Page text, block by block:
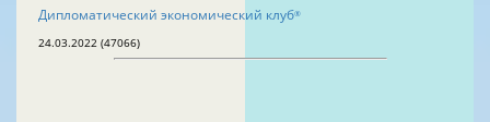
Дипломатический экономический клуб®
24.03.2022 (47066)